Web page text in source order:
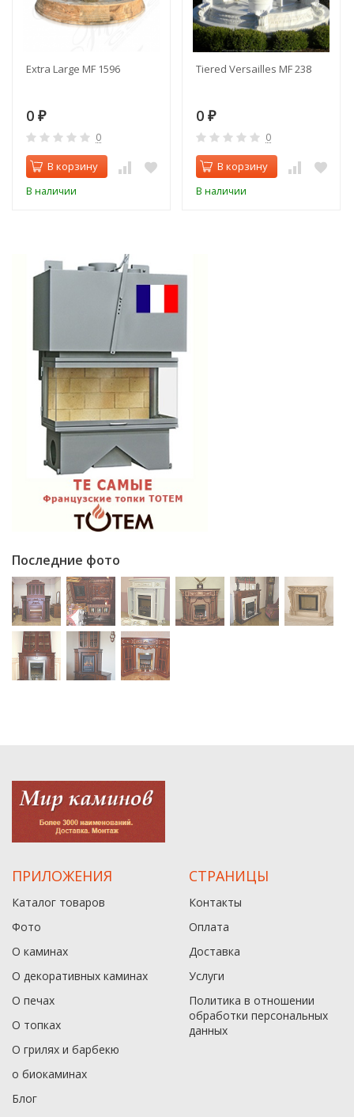
Extra Large MF 1596
0 ₽
0
В корзину
В наличии
Tiered Versailles MF 238
0 ₽
0
В корзину
В наличии
Последние фото
ПРИЛОЖЕНИЯ
Каталог товаров
Фото
О каминах
О декоративных каминах
О печах
О топках
О грилях и барбекю
о биокаминах
Блог
СТРАНИЦЫ
Контакты
Оплата
Доставка
Услуги
Политика в отношении
обработки персональных
данныx